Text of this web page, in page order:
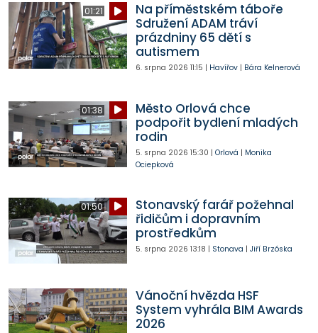
01:21
Na příměstském táboře
Sdružení ADAM tráví
prázdniny 65 dětí s
autismem
6. srpna 2026 11:15 | Havířov| Bára Kelnerová
01:38
Město Orlová chce
podpořit bydlení mladých
rodin
5. srpna 2026 15:30 | Orlová | Monika
Ociepková
01:50
Stonavský farář požehnal
řidičům i dopravním
prostředkům
5. srpna 2026 13:18 | Stonava | Jiří Brzóska
Vánoční hvězda HSF
System vyhrála BIM Awards
2026